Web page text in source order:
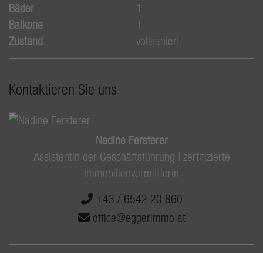
Bäder
1
Balkone
1
Zustand
vollsaniert
Kontaktieren Sie uns
Nadine Fersterer
Assistentin der Geschäftsführung | zertifizierte
Immobilienvermittlerin
+43 / 6542 20 860
office@eggerimmo.at